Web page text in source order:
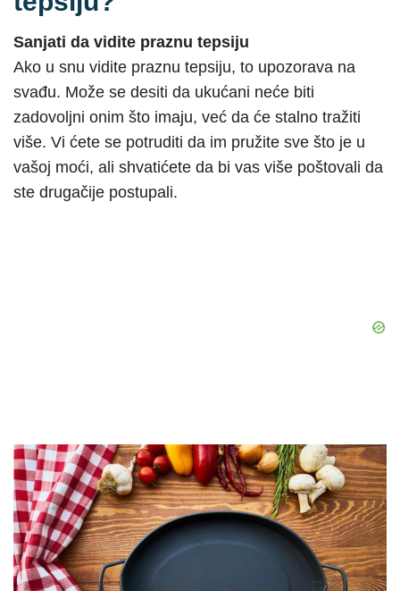
Sanjati da vidite praznu tepsiju
Ako u snu vidite praznu tepsiju, to upozorava na
svađu. Može se desiti da ukućani neće biti
zadovoljni onim što imaju, već da će stalno tražiti
više. Vi ćete se potruditi da im pružite sve što je u
vašoj moći, ali shvatićete da bi vas više poštovali da
ste drugačije postupali.